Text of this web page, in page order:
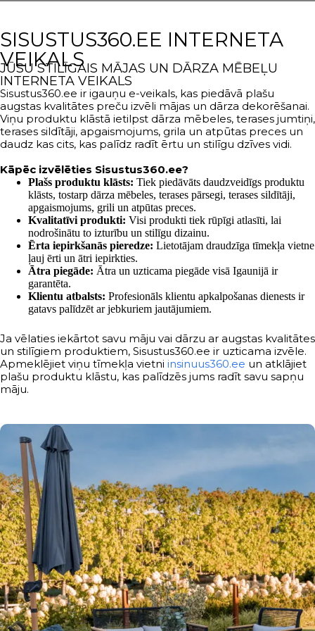
SISUSTUS360.EE INTERNETA
VEIKALS
JŪSU STILĪGAIS MĀJAS UN DĀRZA MĒBEĻU
INTERNETA VEIKALS
Sisustus360.ee ir igauņu e-veikals, kas piedāvā plašu
augstas kvalitātes preču izvēli mājas un dārza dekorēšanai.
Viņu produktu klāstā ietilpst dārza mēbeles, terases jumtiņi,
terases sildītāji, apgaismojums, grila un atpūtas preces un
daudz kas cits, kas palīdz radīt ērtu un stilīgu dzīves vidi.
Kāpēc izvēlēties Sisustus360.ee?
Plašs produktu klāsts: Tiek piedāvāts daudzveidīgs produktu
klāsts, tostarp dārza mēbeles, terases pārsegi, terases sildītāji,
apgaismojums, grili un atpūtas preces.
Kvalitatīvi produkti: Visi produkti tiek rūpīgi atlasīti, lai
nodrošinātu to izturību un stilīgu dizainu.
Ērta iepirkšanās pieredze: Lietotājam draudzīga tīmekļa vietne
ļauj ērti un ātri iepirkties.
Ātra piegāde: Ātra un uzticama piegāde visā Igaunijā ir
garantēta.
Klientu atbalsts: Profesionāls klientu apkalpošanas dienests ir
gatavs palīdzēt ar jebkuriem jautājumiem.
Ja vēlaties iekārtot savu māju vai dārzu ar augstas kvalitātes
un stilīgiem produktiem, Sisustus360.ee ir uzticama izvēle.
Apmeklējiet viņu tīmekļa vietni insinuus360.ee un atklājiet
plašu produktu klāstu, kas palīdzēs jums radīt savu sapņu
māju.